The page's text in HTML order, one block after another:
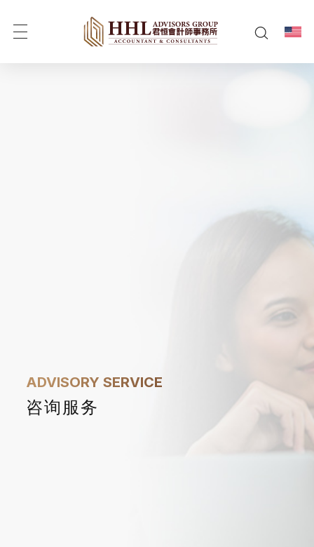
ADVISORY SERVICE
1
咨询服务